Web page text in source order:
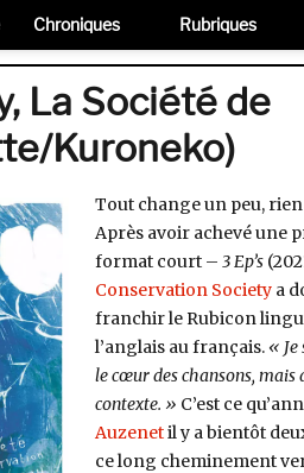
La Société de
Kuroneko)
Tout change un peu,
Après avoir achevé une
format court – 3 Ep’s
Conservation Societya
franchir le Rubicon
l’anglais au français. «
le cœur des chansons, mais
contexte. » C’est ce
Auzenetil y a bientôt
ce long cheminement
Chroniques Rubriques